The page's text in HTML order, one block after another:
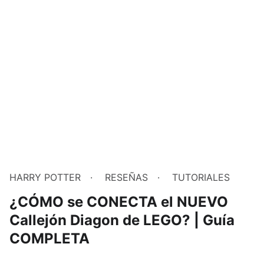
HARRY POTTER RESEÑAS TUTORIALES
¿CÓMO se CONECTA el NUEVO
Callejón Diagon de LEGO? | Guía
COMPLETA